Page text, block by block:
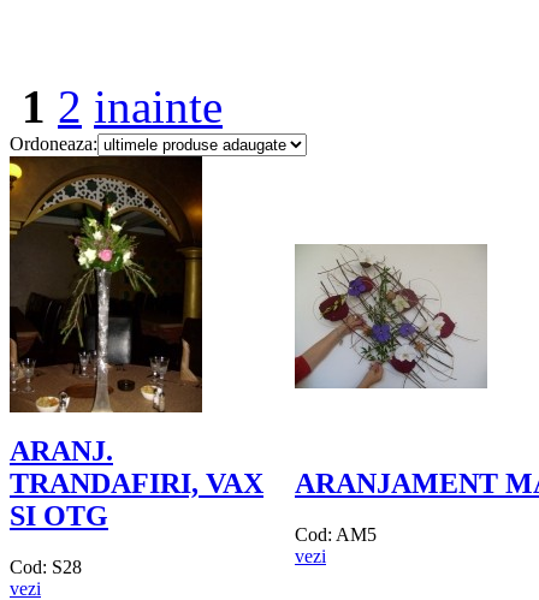
1 2 inainte
Ordoneaza:
ARANJ.
TRANDAFIRI, VAX
SI OTG
Cod: S28
vezi
ARANJAMENT
Cod: AM5
vezi